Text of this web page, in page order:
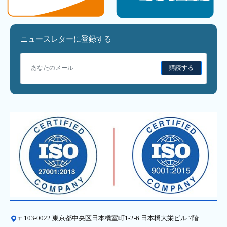
ニュースレターに登録する
購読する
〒103-0022 東京都中央区日本橋室町1-2-6 日本橋大栄ビル 7階